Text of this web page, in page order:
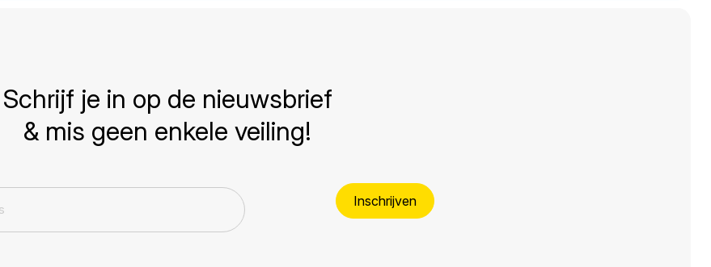
Schrijf je in op de nieuwsbrief
& mis geen enkele veiling!
Inschrijven